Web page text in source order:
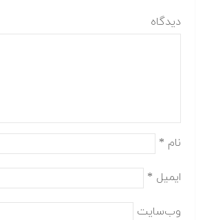
دیدگاه
نام *
ایمیل *
وب‌سایت